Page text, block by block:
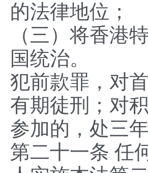
的法律地位；
（三）将香港
国统治。
犯前款罪，对
有期徒刑；对
参加的，处三
第二十一条 任